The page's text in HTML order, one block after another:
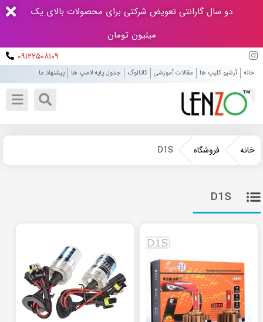
دو سال گارانتی تعویض شرکتی برای محصولات بالای یک
میلیون تومان
۰۹۱۲۲۵۰۸۱۰۹
خانه آرشیو کلیپ ها مقالات آموزشی کاتالوگ جدول پایه لامپ ها پیشنهاد ما
خانه فروشگاه D1S
D1S